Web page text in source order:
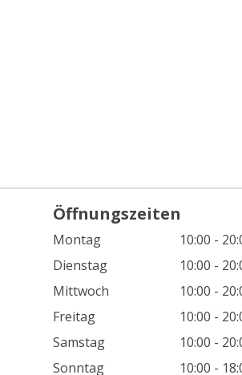
Öffnungszeiten
Montag
10:00 -
Dienstag
10:00 -
Mittwoch
10:00 -
Freitag
10:00 -
Samstag
10:00 -
Sonntag
10:00 -